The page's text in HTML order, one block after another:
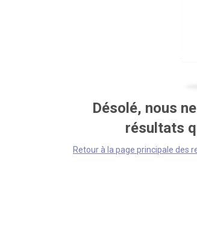
Désolé, nous
résultats
Retour à la page principale des